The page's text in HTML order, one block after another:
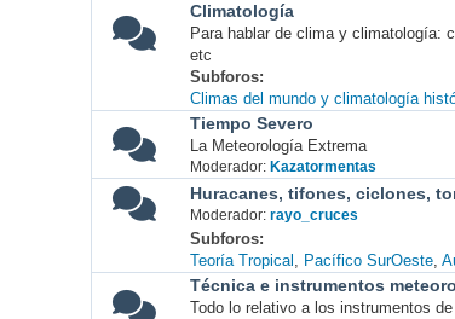
Climatología
Para hablar de clima y climatología:
etc
Subforos
Climas del mundo y climatología
Tiempo Severo
La Meteorología Extrema
Moderador: Kazatormentas
Huracanes, tifones, ciclones,
Moderador: rayo_cruces
Subforos
Teoría Tropical
Pacífico SurOeste
Técnica e instrumentos
Todo lo relativo a los instrumentos